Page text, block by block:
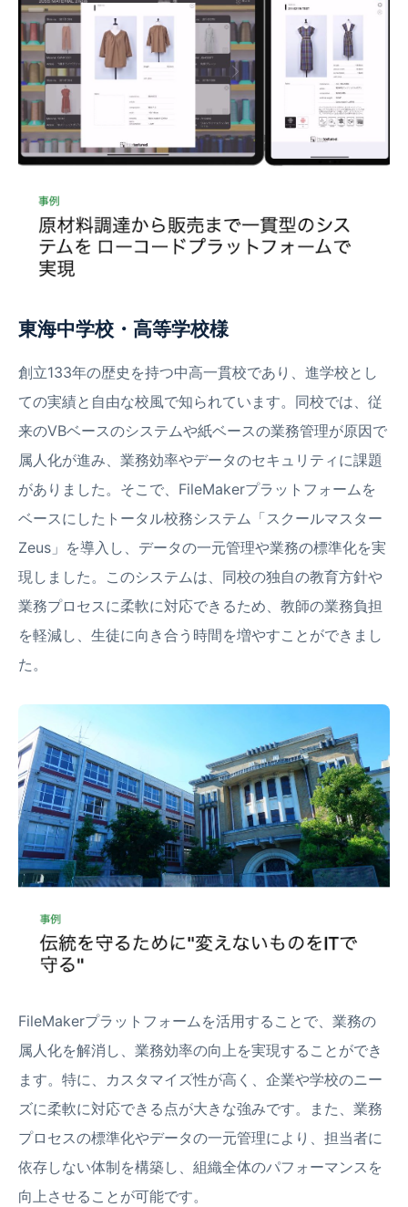
東海中学校・高等学校様
創立133年の歴史を持つ中高一貫校であり、進学校とし
ての実績と自由な校風で知られています。同校では、従
来のVBベースのシステムや紙ベースの業務管理が原因で
属人化が進み、業務効率やデータのセキュリティに課題
がありました。そこで、FileMakerプラットフォームを
ベースにしたトータル校務システム「スクールマスター
Zeus」を導入し、データの一元管理や業務の標準化を実
現しました。このシステムは、同校の独自の教育方針や
業務プロセスに柔軟に対応できるため、教師の業務負担
を軽減し、生徒に向き合う時間を増やすことができまし
た。
FileMakerプラットフォームを活用することで、業務の
属人化を解消し、業務効率の向上を実現することができ
ます。特に、カスタマイズ性が高く、企業や学校のニー
ズに柔軟に対応できる点が大きな強みです。また、業務
プロセスの標準化やデータの一元管理により、担当者に
依存しない体制を構築し、組織全体のパフォーマンスを
向上させることが可能です。